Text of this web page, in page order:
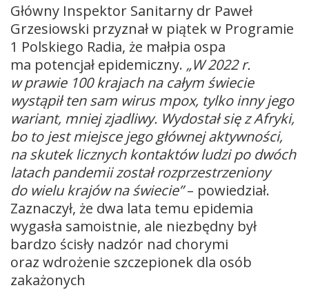
Główny Inspektor Sanitarny dr Paweł
Grzesiowski przyznał w piątek w Programie
1 Polskiego Radia, że małpia ospa
ma potencjał epidemiczny. „W 2022 r.
w prawie 100 krajach na całym świecie
wystąpił ten sam wirus mpox, tylko inny jego
wariant, mniej zjadliwy. Wydostał się z Afryki,
bo to jest miejsce jego głównej aktywności,
na skutek licznych kontaktów ludzi po dwóch
latach pandemii został rozprzestrzeniony
do wielu krajów na świecie”– powiedział.
Zaznaczył, że dwa lata temu epidemia
wygasła samoistnie, ale niezbędny był
bardzo ścisły nadzór nad chorymi
oraz wdrożenie szczepionek dla osób
zakażonych